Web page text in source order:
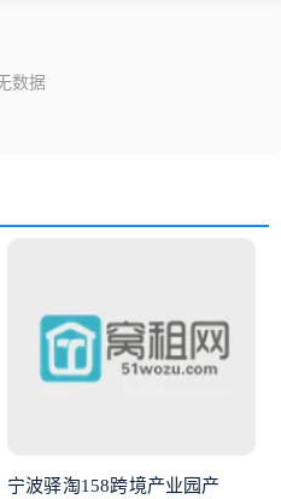
宁波驿淘158跨境产业园产